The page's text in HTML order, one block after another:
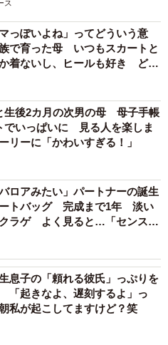
添い、温かい日々を過ごす
ス
っぽいよね」ってどういう意
で育った母 いつもスカートと
着ないし、ヒールも好き どの
生後2カ月の次男の母 母子手帳
でいっぱいに 見る人を楽しま
リーに「かわいすぎる！」
ロアみたい」パートナーの誕生
ートバッグ 完成まで1年 淡い
ラゲ よく見ると…「センスす
息子の「頼れる彼氏」っぷりを
「起きなよ、遅刻するよ」っ
私が起こしてますけど？笑